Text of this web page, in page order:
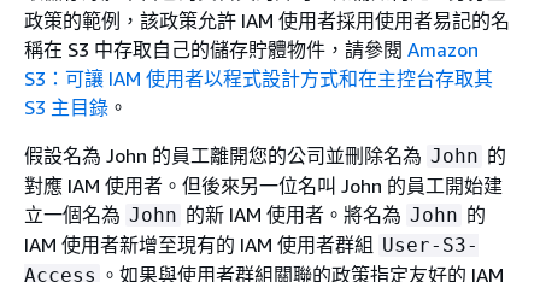
政策的範例，該政策允許 IAM 使用者採用使用者易記的名
稱在 S3 中存取自己的儲存貯體物件，請參閱 Amazon
S3：可讓 IAM 使用者以程式設計方式和在主控台存取其
S3 主目錄 。
假設名為 John 的員工離開您的公司並刪除名為 John 的
對應 IAM 使用者。但後來另一位名叫 John 的員工開始建
立一個名為 John 的新 IAM 使用者。將名為 John 的
IAM 使用者新增至現有的 IAM 使用者群組 User-S3-
Access 。如果與使用者群組關聯的政策指定友好的 IAM